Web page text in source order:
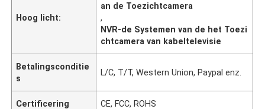
Hoog licht:
an de Toezichtcamera
,
NVR-de Systemen van de het Toezi
chtcamera van kabeltelevisie
Betalingsconditie
s
L/C, T/T, Western Union, Paypal enz.
Certificering CE, FCC, ROHS